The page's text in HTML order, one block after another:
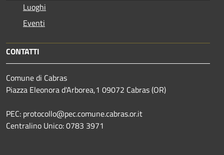
Luoghi
Eventi
CONTATTI
Comune di Cabras
Piazza Eleonora d'Arborea,1 09072 Cabras (OR)
PEC: protocollo@pec.comune.cabras.or.it
Centralino Unico: 0783 3971